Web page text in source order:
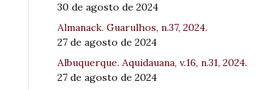
30 de agosto de 2024
Almanack. Guarulhos, n.37, 2024.
27 de agosto de 2024
Albuquerque. Aquidauana, v.16, n.31, 2024.
27 de agosto de 2024